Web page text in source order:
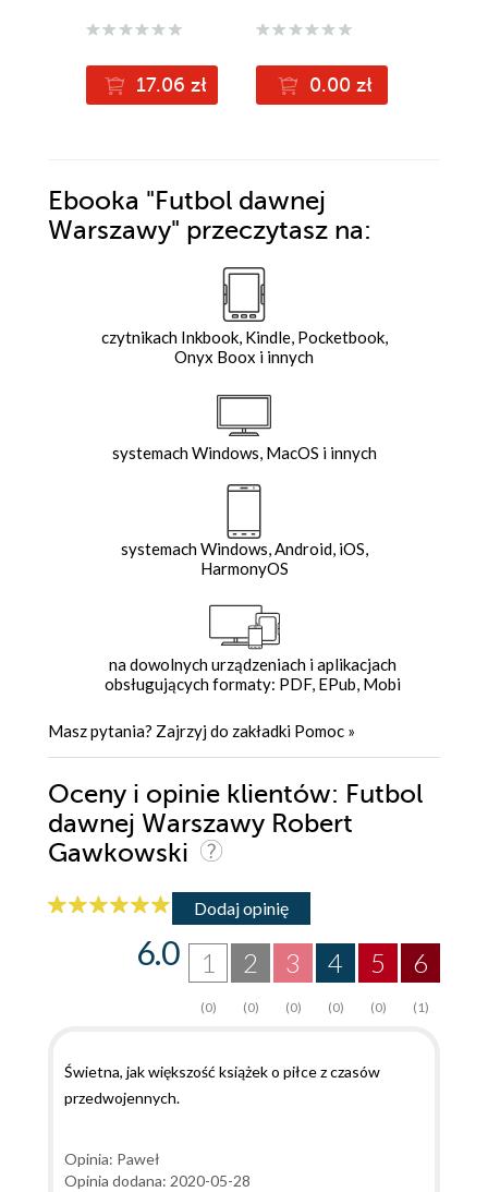
17.06 zł
1(11)/2022
0.00 zł
Ebooka "Futbol dawnej
Warszawy" przeczytasz na:
czytnikach Inkbook, Kindle, Pocketbook,
Onyx Boox i innych
systemach Windows, MacOS i innych
systemach Windows, Android, iOS,
HarmonyOS
na dowolnych urządzeniach i aplikacjach
obsługujących formaty: PDF, EPub, Mobi
Masz pytania? Zajrzyj do zakładki Pomoc »
Oceny i opinie klientów: Futbol
dawnej Warszawy Robert
Gawkowski
Dodaj opinię
6
(1)
5
(0)
4
(0)
3
(0)
2
(0)
1
(0)
6.0
Świetna, jak większość książek o piłce z czasów
przedwojennych.
Opinia: Paweł
Opinia dodana: 2020-05-28